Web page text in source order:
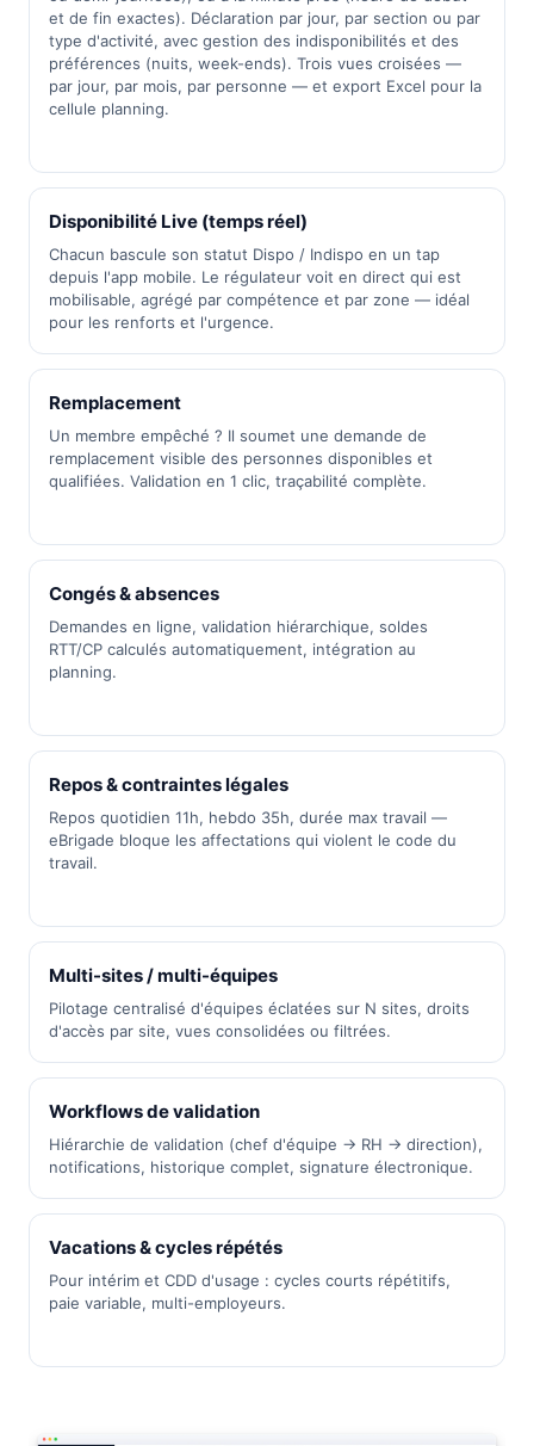
et de fin exactes). Déclaration par jour, par section ou par
type d'activité, avec gestion des indisponibilités et des
préférences (nuits, week-ends). Trois vues croisées —
par jour, par mois, par personne — et export Excel pour la
cellule planning.
Disponibilité Live (temps réel)
Chacun bascule son statut Dispo / Indispo en un tap
depuis l'app mobile. Le régulateur voit en direct qui est
mobilisable, agrégé par compétence et par zone — idéal
pour les renforts et l'urgence.
Remplacement
Un membre empêché ? Il soumet une demande de
remplacement visible des personnes disponibles et
qualifiées. Validation en 1 clic, traçabilité complète.
Congés & absences
Demandes en ligne, validation hiérarchique, soldes
RTT/CP calculés automatiquement, intégration au
planning.
Repos & contraintes légales
Repos quotidien 11h, hebdo 35h, durée max travail —
eBrigade bloque les affectations qui violent le code du
travail.
Multi-sites / multi-équipes
Pilotage centralisé d'équipes éclatées sur N sites, droits
d'accès par site, vues consolidées ou filtrées.
Workflows de validation
Hiérarchie de validation (chef d'équipe → RH → direction),
notifications, historique complet, signature électronique.
Vacations & cycles répétés
Pour intérim et CDD d'usage : cycles courts répétitifs,
paie variable, multi-employeurs.